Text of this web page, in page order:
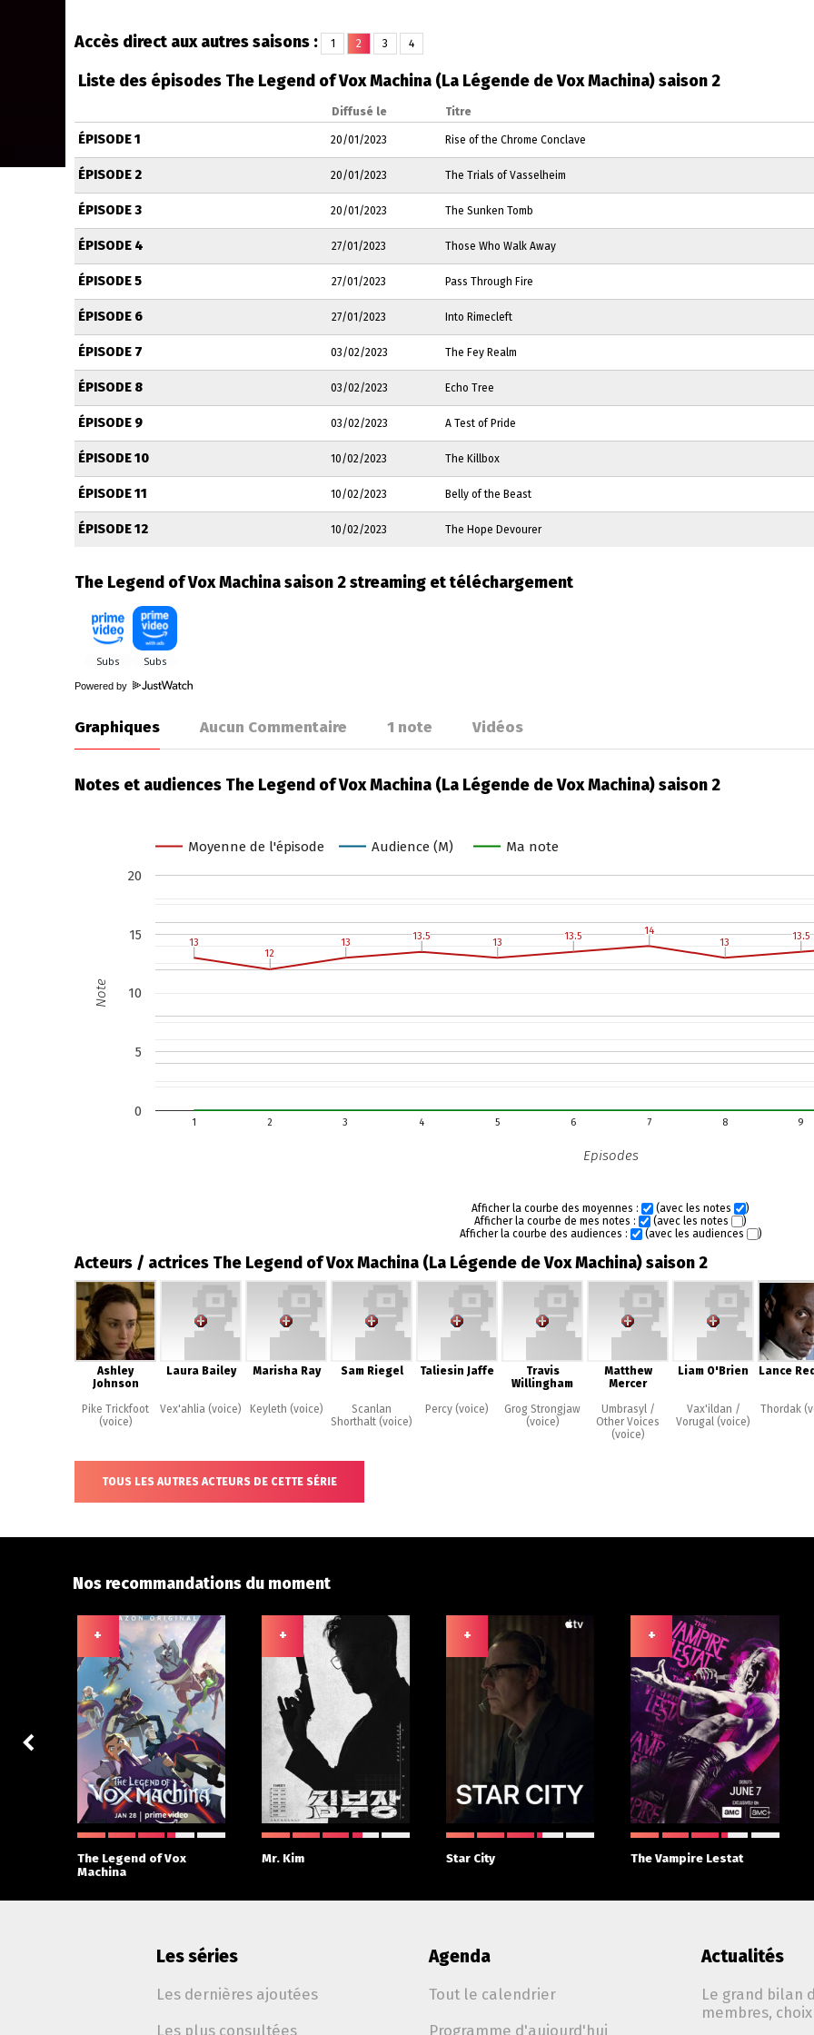
Accès direct aux autres saisons : 1 2 3 4
Liste des épisodes The Legend of Vox Machina (La Légende de Vox Machina) saison 2
Diffusé le Titre
ÉPISODE 1 20/01/2023 Rise of the Chrome Conclave
ÉPISODE 2 20/01/2023 The Trials of Vasselheim
ÉPISODE 3 20/01/2023 The Sunken Tomb
ÉPISODE 4 27/01/2023 Those Who Walk Away
ÉPISODE 5 27/01/2023 Pass Through Fire
ÉPISODE 6 27/01/2023 Into Rimecleft
ÉPISODE 7 03/02/2023 The Fey Realm
ÉPISODE 8 03/02/2023 Echo Tree
ÉPISODE 9 03/02/2023 A Test of Pride
ÉPISODE 10 10/02/2023 The Killbox
ÉPISODE 11 10/02/2023 Belly of the Beast
ÉPISODE 12 10/02/2023 The Hope Devourer
The Legend of Vox Machina saison 2 streaming et téléchargement
Powered by
Graphiques Aucun Commentaire 1 note Vidéos
Notes et audiences The Legend of Vox Machina (La Légende de Vox Machina) saison 2
Moyenne de l'épisode Audience (M) Ma note
1 2 3 4 5 6 7 8 9
0
5
10
15
20
13
13
12
12
13
13 13.5
13.5 13
13 13.5
13.5 14
14
13
13 13.5
13.5
Episodes
Note
Afficher la courbe des moyennes : (avec les notes
)
Afficher la courbe de mes notes :
(avec les notes
)
Afficher la courbe des audiences :
(avec les audiences )
Acteurs / actrices The Legend of Vox Machina (La Légende de Vox Machina) saison 2
Ashley
Johnson
Pike Trickfoot
(voice)
Laura Bailey
Vex'ahlia (voice)
Marisha Ray
Keyleth (voice)
Sam Riegel
Scanlan
Shorthalt (voice)
Taliesin Jaffe
Percy (voice)
Travis
Willingham
Grog Strongjaw
(voice)
Matthew
Mercer
Umbrasyl /
Other Voices
(voice)
Liam O'Brien
Vax'ildan /
Vorugal (voice)
Lance
Thordak
TOUS LES AUTRES ACTEURS DE CETTE SÉRIE
Nos recommandations du moment
+
The Legend of Vox
Machina
+
Mr. Kim
+
Star City
+
The Vampire Lestat
Les séries
Les dernières ajoutées
Les plus consultées
Agenda
Tout le calendrier
Programme d'aujourd'hui
Actualités
Le grand bilan
membres,